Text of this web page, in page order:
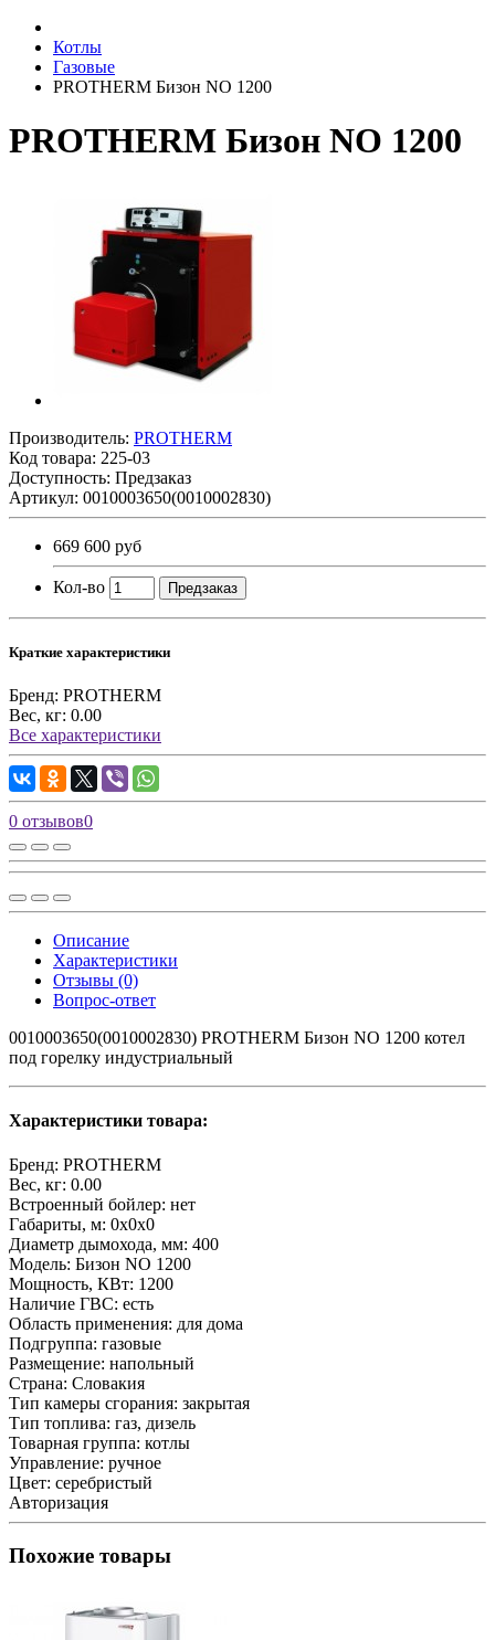
Котлы
Газовые
PROTHERM Бизон NO 1200
PROTHERM Бизон NO 1200
Производитель: PROTHERM
Код товара: 225-03
Доступность: Предзаказ
Артикул: 0010003650(0010002830)
669 600 руб
Кол-во Предзаказ
Краткие характеристики
Бренд: PROTHERM
Вес, кг: 0.00
Все характеристики
0 отзывов0
Описание
Характеристики
Отзывы (0)
Вопрос-ответ
0010003650(0010002830) PROTHERM Бизон NO 1200 котел
под горелку индустриальный
Характеристики товара:
Бренд: PROTHERM
Вес, кг: 0.00
Встроенный бойлер: нет
Габариты, м: 0x0x0
Диаметр дымохода, мм: 400
Модель: Бизон NO 1200
Мощность, КВт: 1200
Наличие ГВС: есть
Область применения: для дома
Подгруппа: газовые
Размещение: напольный
Страна: Словакия
Тип камеры сгорания: закрытая
Тип топлива: газ, дизель
Товарная группа: котлы
Управление: ручное
Цвет: серебристый
Авторизация
Похожие товары